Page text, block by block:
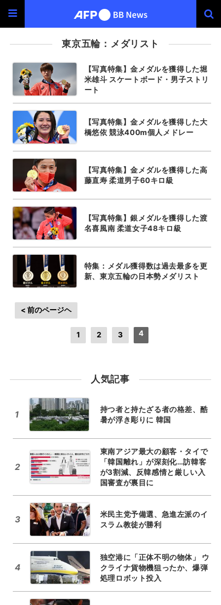
東京五輪：メダリスト
【写真特集】金メダルを獲得した堀
米雄斗 スケートボード・男子ストリ
ート
【写真特集】金メダルを獲得した大
橋悠依 競泳400m個人メドレー
【写真特集】金メダルを獲得した高
藤直寿 柔道男子60キロ級
【写真特集】銀メダルを獲得した渡
名喜風南 柔道女子48キロ級
特集：メダル獲得数は過去最多を更
新、東京五輪の日本勢メダリスト
< 前のページヘ
1 2 3 4
人気記事
1
持つ者と持たざる者の格差、酷
暑が浮き彫りに 韓国
2
東南アジア最大の顧客・タイで
「韓国離れ」が深刻化…訪韓客
が3割減、反韓感情と厳しい入
国審査が裏目に
3
米民主党予備選、急進左派のイ
スラム教徒が勝利
4
独空港に「正体不明の物体」 ウ
クライナ貨物機狙ったか、爆弾
処理ロボット投入